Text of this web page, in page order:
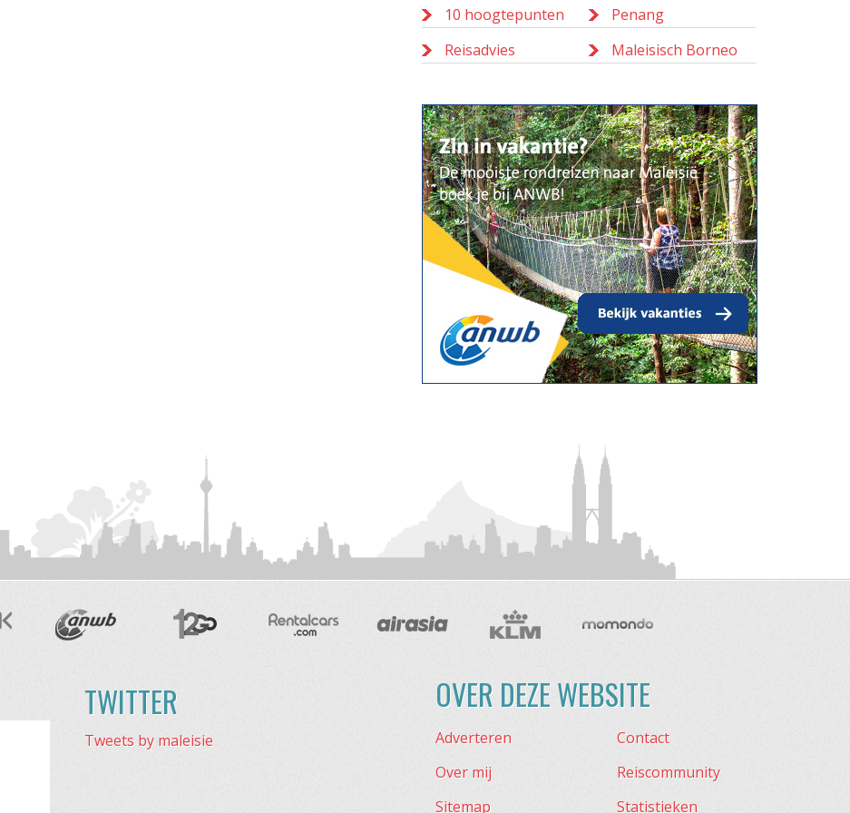
10 hoogtepunten
Penang
Reisadvies
Maleisisch Borneo
TWITTER
Tweets by maleisie
OVER DEZE WEBSITE
Adverteren
Contact
Over mij
Reiscommunity
Sitemap
Statistieken